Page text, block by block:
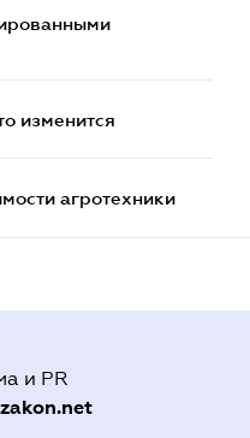
изменится
агротехники
и PR